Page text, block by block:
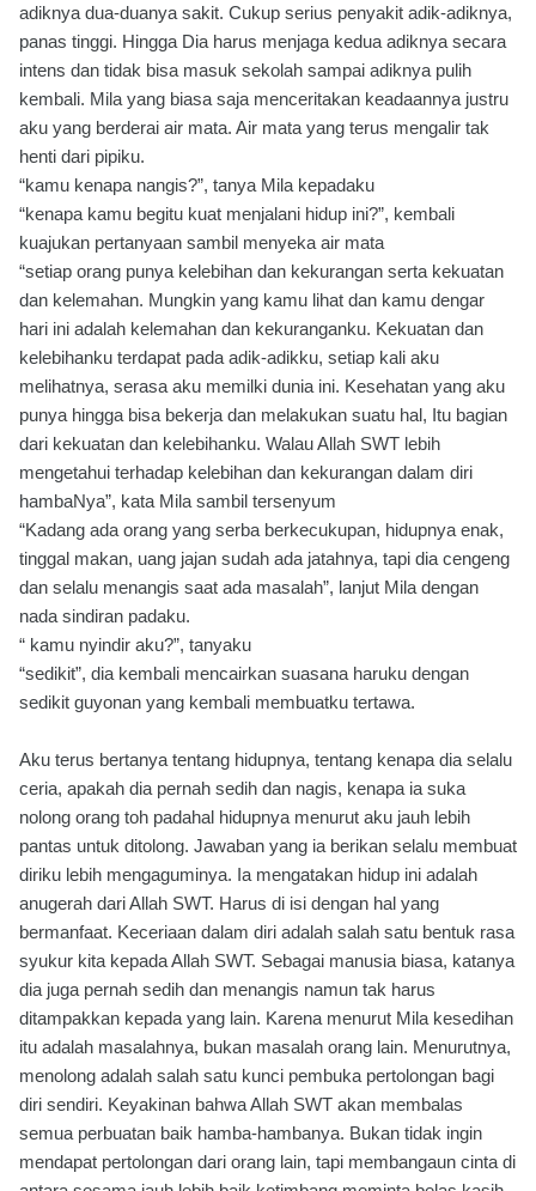
adiknya dua-duanya sakit. Cukup serius penyakit adik-adiknya,
panas tinggi. Hingga Dia harus menjaga kedua adiknya secara
intens dan tidak bisa masuk sekolah sampai adiknya pulih
kembali. Mila yang biasa saja menceritakan keadaannya justru
aku yang berderai air mata. Air mata yang terus mengalir tak
henti dari pipiku.
“kamu kenapa nangis?”, tanya Mila kepadaku
“kenapa kamu begitu kuat menjalani hidup ini?”, kembali
kuajukan pertanyaan sambil menyeka air mata
“setiap orang punya kelebihan dan kekurangan serta kekuatan
dan kelemahan. Mungkin yang kamu lihat dan kamu dengar
hari ini adalah kelemahan dan kekuranganku. Kekuatan dan
kelebihanku terdapat pada adik-adikku, setiap kali aku
melihatnya, serasa aku memilki dunia ini. Kesehatan yang aku
punya hingga bisa bekerja dan melakukan suatu hal, Itu bagian
dari kekuatan dan kelebihanku. Walau Allah SWT lebih
mengetahui terhadap kelebihan dan kekurangan dalam diri
hambaNya”, kata Mila sambil tersenyum
“Kadang ada orang yang serba berkecukupan, hidupnya enak,
tinggal makan, uang jajan sudah ada jatahnya, tapi dia cengeng
dan selalu menangis saat ada masalah”, lanjut Mila dengan
nada sindiran padaku.
“ kamu nyindir aku?”, tanyaku
“sedikit”, dia kembali mencairkan suasana haruku dengan
sedikit guyonan yang kembali membuatku tertawa.
Aku terus bertanya tentang hidupnya, tentang kenapa dia selalu
ceria, apakah dia pernah sedih dan nagis, kenapa ia suka
nolong orang toh padahal hidupnya menurut aku jauh lebih
pantas untuk ditolong. Jawaban yang ia berikan selalu membuat
diriku lebih mengaguminya. Ia mengatakan hidup ini adalah
anugerah dari Allah SWT. Harus di isi dengan hal yang
bermanfaat. Keceriaan dalam diri adalah salah satu bentuk rasa
syukur kita kepada Allah SWT. Sebagai manusia biasa, katanya
dia juga pernah sedih dan menangis namun tak harus
ditampakkan kepada yang lain. Karena menurut Mila kesedihan
itu adalah masalahnya, bukan masalah orang lain. Menurutnya,
menolong adalah salah satu kunci pembuka pertolongan bagi
diri sendiri. Keyakinan bahwa Allah SWT akan membalas
semua perbuatan baik hamba-hambanya. Bukan tidak ingin
mendapat pertolongan dari orang lain, tapi membangaun cinta di